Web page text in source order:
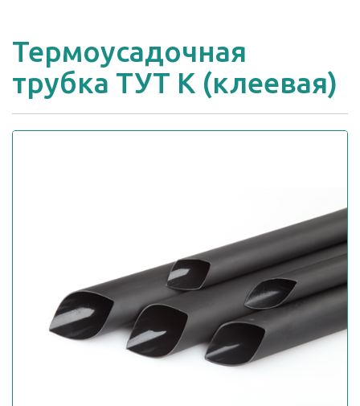
Термоусадочная
трубка ТУТ К (клеевая)